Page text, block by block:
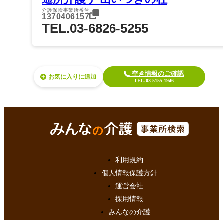
介護保険事業所番号
1370406157
TEL.03-6826-5255
お気に入り 空き情報のご確認
TEL.03-5155-1946
利用規約
個人情報保護方針
運営会社
採用情報
みんなの介護